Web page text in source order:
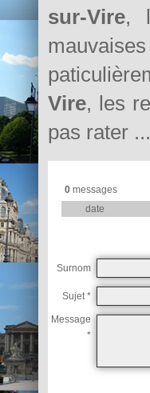
sur-Vire,
Vire, les
pas rater ...
0messages
date
Surnom
Sujet *
Message
*